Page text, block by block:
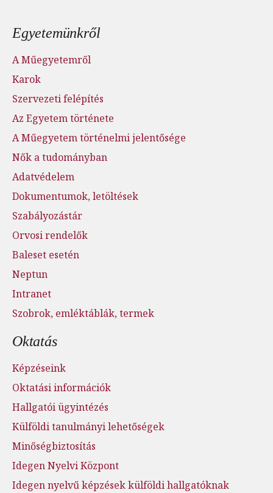
Lábléc menü
Egyetemünkről
A Műegyetemről
Karok
Szervezeti felépítés
Az Egyetem története
A Műegyetem történelmi jelentősége
Nők a tudományban
Adatvédelem
Dokumentumok, letöltések
Szabályozástár
Orvosi rendelők
Baleset esetén
Neptun
Intranet
Szobrok, emléktáblák, termek
Oktatás
Képzéseink
Oktatási információk
Hallgatói ügyintézés
Külföldi tanulmányi lehetőségek
Minőségbiztosítás
Idegen Nyelvi Központ
Idegen nyelvű képzések külföldi hallgatóknak